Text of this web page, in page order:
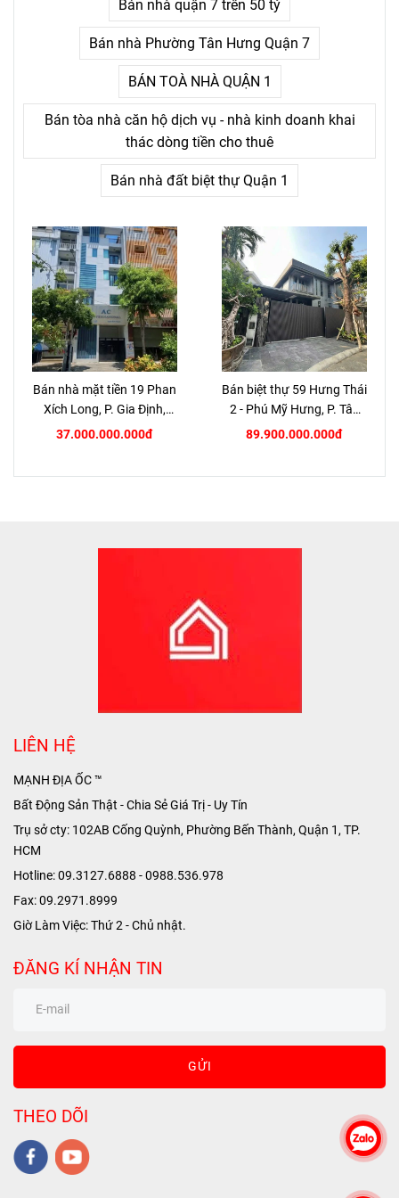
Bán nhà quận 7 trên 50 tỷ
Bán nhà Phường Tân Hưng Quận 7
BÁN TOÀ NHÀ QUẬN 1
Bán tòa nhà căn hộ dịch vụ - nhà kinh doanh khai
thác dòng tiền cho thuê
Bán nhà đất biệt thự Quận 1
Bán nhà mặt tiền 19 Phan
Xích Long, P. Gia Định,
TP.HCM
37.000.000.000đ
Bán biệt thự 59 Hưng Thái
2 - Phú Mỹ Hưng, P. Tân
Hưng, Quận 7
89.900.000.000đ
LIÊN HỆ
MẠNH ĐỊA ỐC ™
Bất Động Sản Thật - Chia Sẻ Giá Trị - Uy Tín
Trụ sở cty: 102AB Cống Quỳnh, Phường Bến Thành, Quận 1, TP.
HCM
Hotline: 09.3127.6888 - 0988.536.978
Fax: 09.2971.8999
Giờ Làm Việc: Thứ 2 - Chủ nhật.
ĐĂNG KÍ NHẬN TIN
GỬI
THEO DÕI